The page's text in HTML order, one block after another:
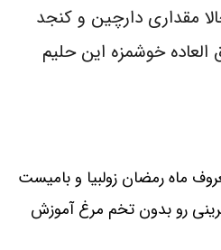
مقداری دارچین و کنجد
العاده خوشمزه این حلیم
ماه رمضان زولبیا و بامیست
رو بدون تخم مرغ آموزش